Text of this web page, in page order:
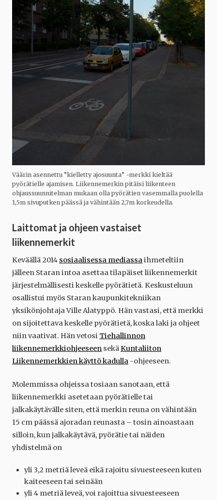
Väärin asennettu ”kielletty ajosuunta” -merkki kieltää
pyörätielle ajamisen. Liikennemerkin pitäisi liikenteen
ohjaussuunnitelman mukaan olla pyörätien vasemmalla puolella
1,5m sivuputken päässä ja vähintään 2,7m korkeudella.
Laittomat ja ohjeen vastaiset
liikennemerkit
Keväällä 2014 sosiaalisessa mediassaihmeteltiin
jälleen Staran intoa asettaa tilapäiset liikennemerkit
järjestelmällisesti keskelle pyörätietä. Keskusteluun
osallistui myös Staran kaupunkitekniikan
yksikönjohtaja Ville Alatyppö. Hän vastasi, että merkki
on sijoitettava keskelle pyörätietä, koska laki ja ohjeet
niin vaativat. Hän vetosi Tiehallinnon
liikennemerkkiohjeeseen sekäKuntaliiton
Liikennemerkkien käyttö kadulla -ohjeeseen.
Molemmissa ohjeissa tosiaan sanotaan, että
liikennemerkki asetetaan pyörätielle tai
jalkakäytävälle siten, että merkin reuna on vähintään
15 cm päässä ajoradan reunasta – tosin ainoastaan
silloin, kun jalkakäytävä, pyörätie tai näiden
yhdistelmä on
yli 3,2 metriä leveä eikä rajoitu sivuesteeseen kuten
kaiteeseen tai seinään
yli 4 metriä leveä, voi rajoittua sivuesteeseen